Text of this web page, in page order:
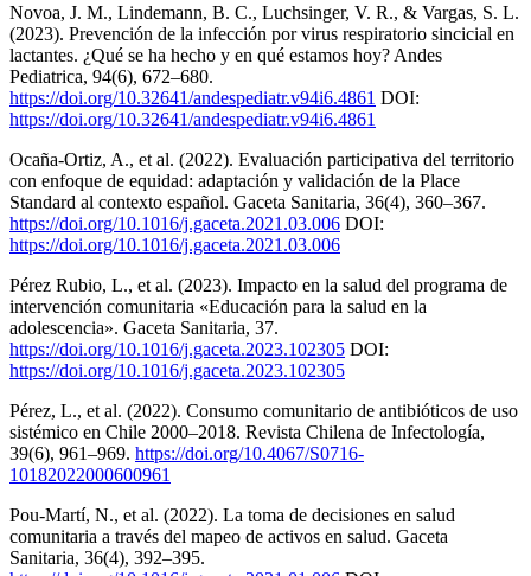
Novoa, J. M., Lindemann, B. C., Luchsinger, V. R., & Vargas, S. L.
(2023). Prevención de la infección por virus respiratorio sincicial en
lactantes. ¿Qué se ha hecho y en qué estamos hoy? Andes
Pediatrica, 94(6), 672–680.
https://doi.org/10.32641/andespediatr.v94i6.4861 DOI:
https://doi.org/10.32641/andespediatr.v94i6.4861
Ocaña-Ortiz, A., et al. (2022). Evaluación participativa del territorio
con enfoque de equidad: adaptación y validación de la Place
Standard al contexto español. Gaceta Sanitaria, 36(4), 360–367.
https://doi.org/10.1016/j.gaceta.2021.03.006 DOI:
https://doi.org/10.1016/j.gaceta.2021.03.006
Pérez Rubio, L., et al. (2023). Impacto en la salud del programa de
intervención comunitaria «Educación para la salud en la
adolescencia». Gaceta Sanitaria, 37.
https://doi.org/10.1016/j.gaceta.2023.102305 DOI:
https://doi.org/10.1016/j.gaceta.2023.102305
Pérez, L., et al. (2022). Consumo comunitario de antibióticos de uso
sistémico en Chile 2000–2018. Revista Chilena de Infectología,
39(6), 961–969. https://doi.org/10.4067/S0716-
10182022000600961
Pou-Martí, N., et al. (2022). La toma de decisiones en salud
comunitaria a través del mapeo de activos en salud. Gaceta
Sanitaria, 36(4), 392–395.